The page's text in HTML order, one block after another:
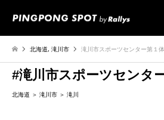
北海道,滝川市 滝川市スポーツセンター第１
#滝川市スポーツセンタ
北海道 滝川市 滝川